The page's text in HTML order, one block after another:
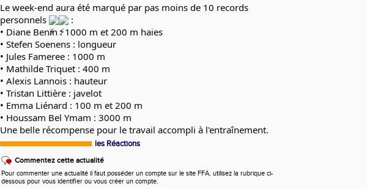
Le week-end aura été marqué par pas moins de 10 records
personnels
:
• Diane Benin : 1000 m et 200 m haies
• Stefen Soenens : longueur
• Jules Fameree : 1000 m
• Mathilde Triquet : 400 m
• Alexis Lannois : hauteur
• Tristan Littière : javelot
• Emma Liénard : 100 m et 200 m
• Houssam Bel Ymam : 3000 m
Une belle récompense pour le travail accompli à l'entraînement.
les Réactions
Commentez cette actualité
Pour commenter une actualité il faut posséder un compte sur le site FFA, utilisez la rubrique ci-
dessous pour vous identifier ou vous créer un compte.